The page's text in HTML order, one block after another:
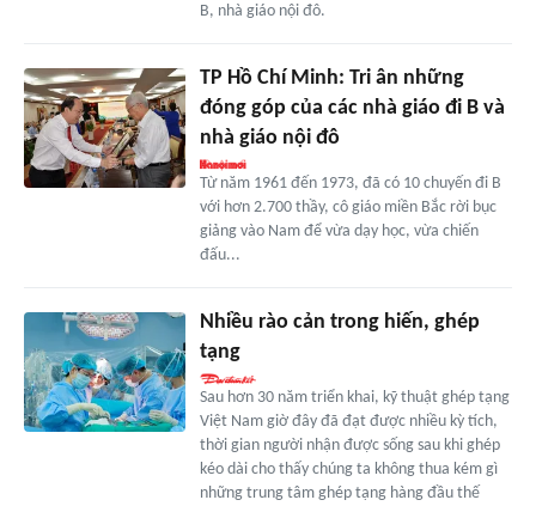
B, nhà giáo nội đô.
TP Hồ Chí Minh: Tri ân những
đóng góp của các nhà giáo đi B và
nhà giáo nội đô
Từ năm 1961 đến 1973, đã có 10 chuyến đi B
với hơn 2.700 thầy, cô giáo miền Bắc rời bục
giảng vào Nam để vừa dạy học, vừa chiến
đấu...
Nhiều rào cản trong hiến, ghép
tạng
Sau hơn 30 năm triển khai, kỹ thuật ghép tạng
Việt Nam giờ đây đã đạt được nhiều kỳ tích,
thời gian người nhận được sống sau khi ghép
kéo dài cho thấy chúng ta không thua kém gì
những trung tâm ghép tạng hàng đầu thế